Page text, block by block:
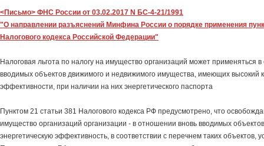
<Письмо> ФНС России от 03.02.2017 N БС-4-21/1991
"О направлении разъяснений Минфина России о порядке применения
Налогового кодекса Российской Федерации"
Налоговая льгота по налогу на имущество организаций может применяться
вводимых объектов движимого и недвижимого имущества, имеющих высокий
эффективности, при наличии на них энергетического паспорта
Пунктом 21 статьи 381 Налогового кодекса РФ предусмотрено, что
имущество организаций организации - в отношении вновь вводимых
энергетическую эффективность, в соответствии с перечнем таких объектов,